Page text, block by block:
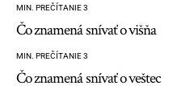
MIN. PREČÍTANIE 3
Čo znamená snívať o višňa
MIN. PREČÍTANIE 3
Čo znamená snívať o veštec